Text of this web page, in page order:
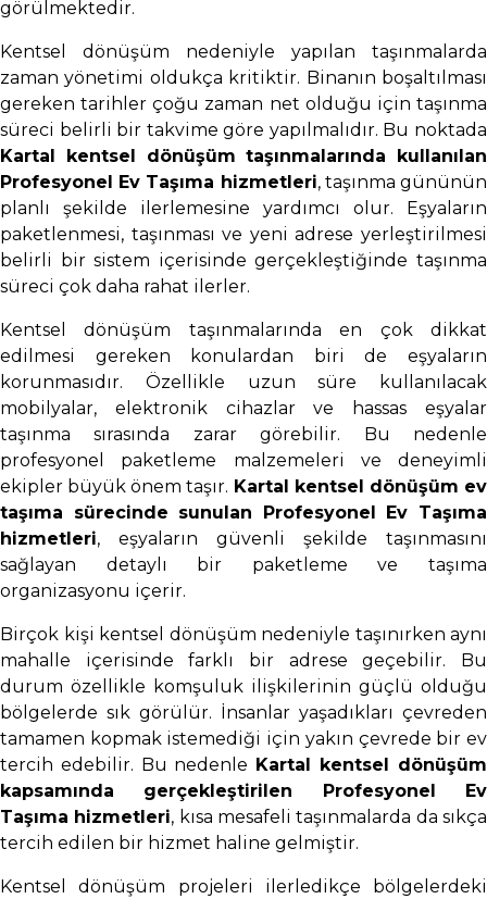
görülmektedir.
Kentsel dönüşüm nedeniyle yapılan taşınmalarda
zaman yönetimi oldukça kritiktir. Binanın boşaltılması
gereken tarihler çoğu zaman net olduğu için taşınma
süreci belirli bir takvime göre yapılmalıdır. Bu noktada
Kartal kentsel dönüşüm taşınmalarında kullanılan
Profesyonel Ev Taşıma hizmetleri, taşınma gününün
planlı şekilde ilerlemesine yardımcı olur. Eşyaların
paketlenmesi, taşınması ve yeni adrese yerleştirilmesi
belirli bir sistem içerisinde gerçekleştiğinde taşınma
süreci çok daha rahat ilerler.
Kentsel dönüşüm taşınmalarında en çok dikkat
edilmesi gereken konulardan biri de eşyaların
korunmasıdır. Özellikle uzun süre kullanılacak
mobilyalar, elektronik cihazlar ve hassas eşyalar
taşınma sırasında zarar görebilir. Bu nedenle
profesyonel paketleme malzemeleri ve deneyimli
ekipler büyük önem taşır. Kartal kentsel dönüşüm ev
taşıma sürecinde sunulan Profesyonel Ev Taşıma
hizmetleri, eşyaların güvenli şekilde taşınmasını
sağlayan detaylı bir paketleme ve taşıma
organizasyonu içerir.
Birçok kişi kentsel dönüşüm nedeniyle taşınırken aynı
mahalle içerisinde farklı bir adrese geçebilir. Bu
durum özellikle komşuluk ilişkilerinin güçlü olduğu
bölgelerde sık görülür. İnsanlar yaşadıkları çevreden
tamamen kopmak istemediği için yakın çevrede bir ev
tercih edebilir. Bu nedenle Kartal kentsel dönüşüm
kapsamında gerçekleştirilen Profesyonel Ev
Taşıma hizmetleri, kısa mesafeli taşınmalarda da sıkça
tercih edilen bir hizmet haline gelmiştir.
Kentsel dönüşüm projeleri ilerledikçe bölgelerdeki